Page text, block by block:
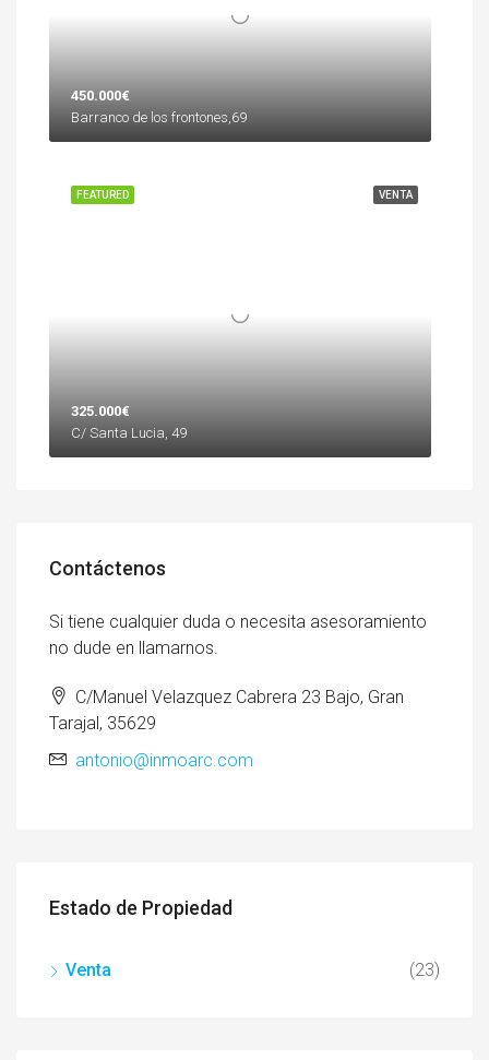
450.000€
Barranco de los frontones,69
VENTA
FEATURED
325.000€
C/ Santa Lucia, 49
Contáctenos
Si tiene cualquier duda o necesita asesoramiento
no dude en llamarnos.
C/Manuel Velazquez Cabrera 23 Bajo, Gran
Tarajal, 35629
antonio@inmoarc.com
Estado de Propiedad
Venta (23)